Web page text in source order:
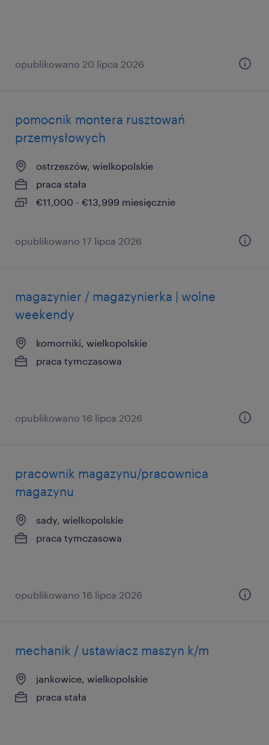
opublikowano 20 lipca 2026
pomocnik montera rusztowań
przemysłowych
ostrzeszów, wielkopolskie
praca stała
€11,000 - €13,999 miesięcznie
opublikowano 17 lipca 2026
magazynier / magazynierka | wolne
weekendy
komorniki, wielkopolskie
praca tymczasowa
opublikowano 16 lipca 2026
pracownik magazynu/pracownica
magazynu
sady, wielkopolskie
praca tymczasowa
opublikowano 16 lipca 2026
mechanik / ustawiacz maszyn k/m
jankowice, wielkopolskie
praca stała